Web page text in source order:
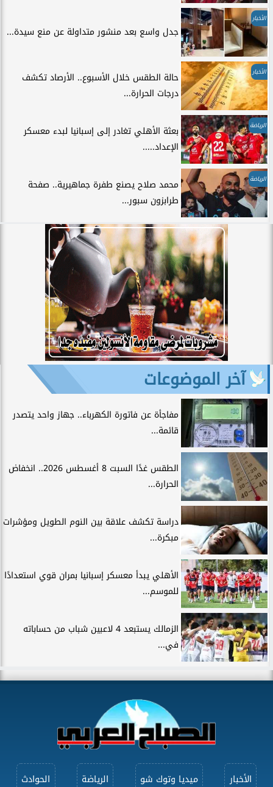
الأخبار
جدل واسع بعد منشور متداولة عن منع سيدة...
الأخبار
حالة الطقس خلال الأسبوع.. الأرصاد تكشف
درجات الحرارة...
الرياضة
بعثة الأهلي تغادر إلى إسبانيا لبدء معسكر
الإعداد.....
الرياضة
محمد صلاح يصنع طفرة جماهيرية.. صفحة
طرابزون سبور...
آخر الموضوعات
مفاجأة عن فاتورة الكهرباء.. جهاز واحد يتصدر
قائمة...
الطقس غدًا السبت 8 أغسطس 2026.. انخفاض
الحرارة...
دراسة تكشف علاقة بين النوم الطويل ومؤشرات
مبكرة...
الأهلي يبدأ معسكر إسبانيا بمران قوي استعدادًا
للموسم...
الزمالك يستبعد 4 لاعبين شباب من حساباته
في...
الأخبار ميديا وتوك شو الرياضة الحوادث